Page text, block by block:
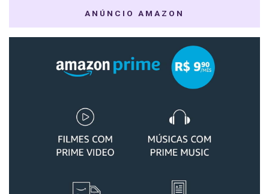
ANÚNCIO AMAZON